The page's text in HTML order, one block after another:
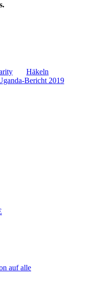
Häkeln
Bericht 2019
auf alle